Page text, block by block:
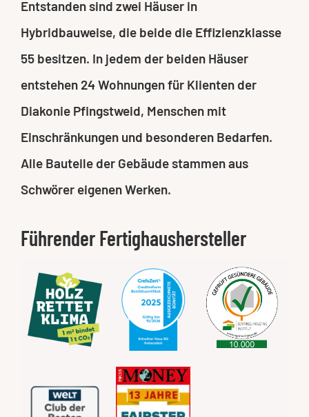
Entstanden sind zwei Häuser in
Hybridbauweise, die beide die Effizienzklasse
55 besitzen. In jedem der beiden Häuser
entstehen 24 Wohnungen für Klienten der
Diakonie Pfingstweid, Menschen mit
Einschränkungen und besonderen Bedarfen.
Alle Bauteile der Gebäude stammen aus
Schwörer eigenen Werken.
Führender Fertighaushersteller